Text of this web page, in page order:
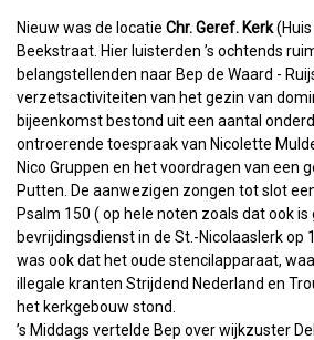
Nieuw was de locatie Chr. Geref. Kerk(Huis
Beekstraat. Hier luisterden ’s ochtends
belangstellenden naar Bep de Waard -
verzetsactiviteiten van het gezin van
bijeenkomst bestond uit een aantal
ontroerende toespraak van Nicolette
Nico Gruppen en het voordragen van een
Putten. De aanwezigen zongen tot slot
Psalm 150 ( op hele noten zoals dat ook
bevrijdingsdienst in de St.-Nicolaaslerk op
was ook dat het oude stencilapparaat,
illegale kranten Strijdend Nederland en
het kerkgebouw stond.
’s Middags vertelde Bep over wijkzuster